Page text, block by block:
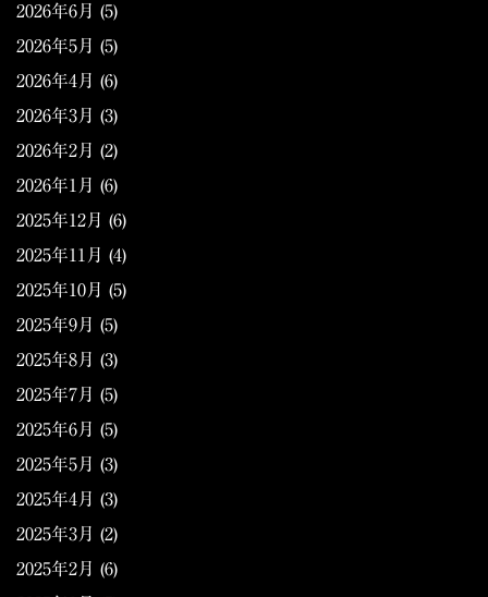
2026年6月 (5)
2026年5月 (5)
2026年4月 (6)
2026年3月 (3)
2026年2月 (2)
2026年1月 (6)
2025年12月 (6)
2025年11月 (4)
2025年10月 (5)
2025年9月 (5)
2025年8月 (3)
2025年7月 (5)
2025年6月 (5)
2025年5月 (3)
2025年4月 (3)
2025年3月 (2)
2025年2月 (6)